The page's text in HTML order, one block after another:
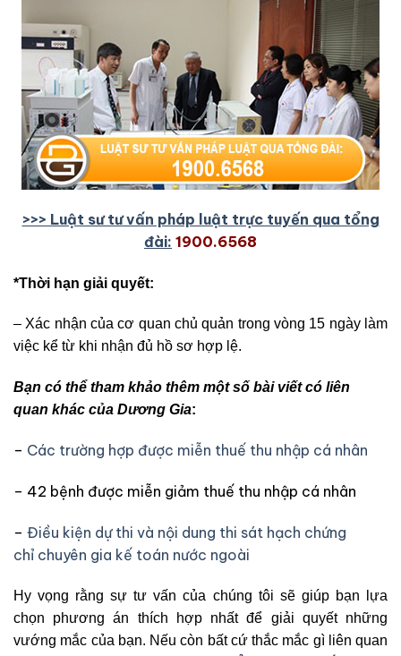
>>> Luật sư tư vấn pháp luật trực tuyến qua tổng
đài: 1900.6568
*Thời hạn giải quyết:
– Xác nhận của cơ quan chủ quản trong vòng 15 ngày làm
việc kể từ khi nhận đủ hồ sơ hợp lệ.
Bạn có thể tham khảo thêm một số bài viết có liên
quan khác của Dương Gia:
– Các trường hợp được miễn thuế thu nhập cá nhân
– 42 bệnh được miễn giảm thuế thu nhập cá nhân
– Điều kiện dự thi và nội dung thi sát hạch chứng
chỉ chuyên gia kế toán nước ngoài
Hy vọng rằng sự tư vấn của chúng tôi sẽ giúp bạn lựa
chọn phương án thích hợp nhất để giải quyết những
vướng mắc của bạn. Nếu còn bất cứ thắc mắc gì liên quan